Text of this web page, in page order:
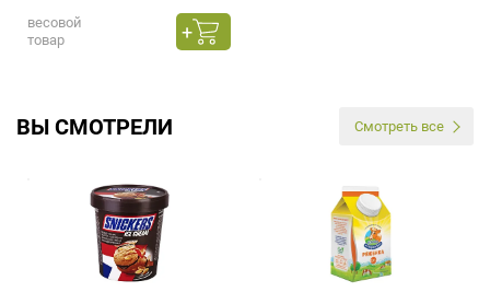
весовой
товар
ВЫ СМОТРЕЛИ Смотреть все